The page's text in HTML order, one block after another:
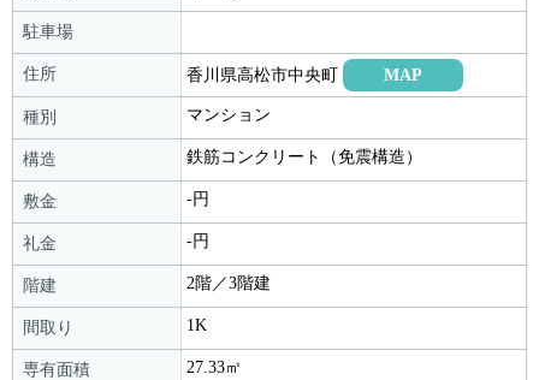
駐車場
住所 香川県高松市中央町 MAP
種別 マンション
構造 鉄筋コンクリート（免震構造）
敷金 -円
礼金 -円
階建 2階／3階建
間取り 1K
専有面積 27.33㎡